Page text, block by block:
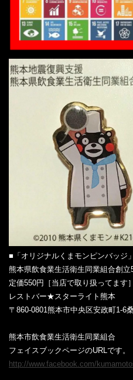
■「オリジナルくまモンピンバッジ」
熊本県飲食業生活衛生同業組合創立
定価550円［当店で取り扱ってます］
レストバー★スターライト熊本
〒860-0801熊本市中央区安政町1-6
熊本市飲食業生活衛生同業組合
フェイスブックページのURLです。
http://www.facebook.com/